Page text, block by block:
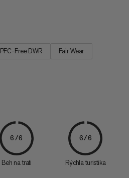
PFC-Free DWR
Fair Wear
6/6
Beh na trati
6/6
Rýchla turistika